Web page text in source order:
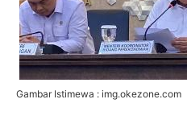
Gambar Istimewa : img.okezone.com